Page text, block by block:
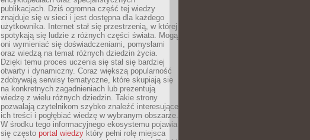
publikacjach. Dziś ogromna część tej wiedzy
znajduje się w sieci i jest dostępna dla każdego
użytkownika. Internet stał się przestrzenią, w której
spotykają się ludzie z różnych części świata. Mogą
oni wymieniać się doświadczeniami, pomysłami
oraz wiedzą na temat różnych dziedzin życia.
Dzięki temu proces uczenia się stał się bardziej
otwarty i dynamiczny. Coraz większą popularność
zdobywają serwisy tematyczne, które skupiają się
na konkretnych zagadnieniach lub prezentują
wiedzę z wielu różnych dziedzin. Takie strony
pozwalają czytelnikom szybko znaleźć interesujące
ich treści i pogłębiać wiedzę w wybranym obszarze.
W środku tego informacyjnego ekosystemu pojawia
się często portal wiedzy który pełni rolę miejsca